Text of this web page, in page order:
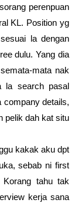
perenpuan
KL. Position yg
la dengan
dulu. Yang dia
mata nak
la search pasal
company details,
pelik dah kat situ.
kakak aku dpt
sebab ni first
tahu tak
kerja sana